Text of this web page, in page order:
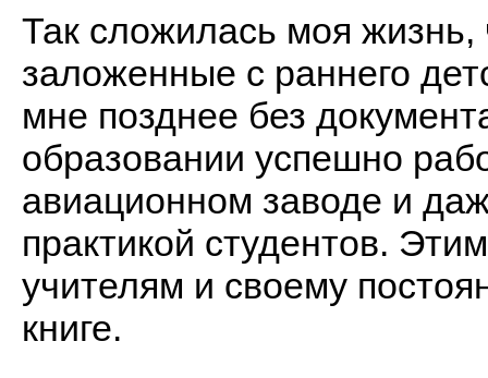
Так сложилась моя
заложенные с раннего
мне позднее без
образовании успешно
авиационном заводе и
практикой студентов.
учителям и своему
книге.